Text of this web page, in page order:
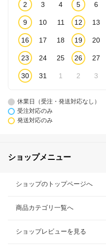
2 3 4 5 6
9 10 11 12 13
16 17 18 19 20
23 24 25 26 27
30 31 1 2 3
休業日（受注・発送対応なし）
受注対応のみ
発送対応のみ
ショップメニュー
ショップのトップページへ
商品カテゴリ一覧へ
ショップレビューを見る